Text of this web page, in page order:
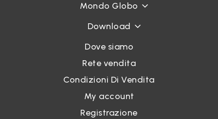
Mondo Globo
Download
Dove siamo
Rete vendita
Condizioni Di Vendita
My account
Registrazione